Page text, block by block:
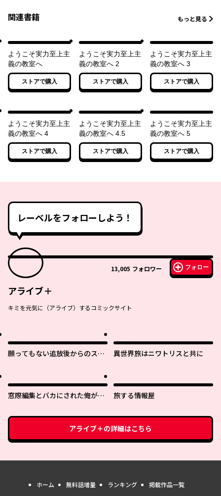
関連書籍 もっと見る
ようこそ実力至上主
義の教室へ
ストアで購入
ようこそ実力至上主
義の教室へ 2
ストアで購入
ようこそ実力至上主
義の教室へ 3
ストアで購入
ようこそ実力至上主
義の教室へ 4
ストアで購入
ようこそ実力至上主
義の教室へ 4.5
ストアで購入
ようこそ実力至上主
義の教室へ 5
ストアで購入
レーベルをフォローしよう！
13,005 フォロワー フォロー
アライブ＋
キミを元気に（アライブ）するコミックサイト
願ってもない追放後からのスロ
り行きで美少女ギャルの師匠に
なったらなぜかめちゃくちゃ懐
かれた〜
異世界旅はニワトリスと共に
窓際編集とバカにされた俺が、
た
旅する情報屋
アライブ＋の詳細はこちら
ホーム 無料話増量 ランキング 掲載作品一覧